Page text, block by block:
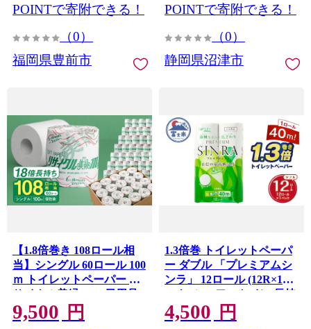
蓄 といれっとぺーぱー ト
ル トイレ といれっとぺー
品 おすすめ 人気 ランキン
POINTで寄附できる！
（0）
福岡県豊前市
POINTで寄附できる！
（0）
静岡県沼津市
【1.8倍巻き 108ロール相
当】シングル 60ロール 100
ｍ トイレットペーパー リ
サイクル美緑100S 日用品
生活用品 消耗品 備蓄 防災
必需品 再生紙 環境にやさ
9,500 円
1.3倍巻 トイレットペーパ
ー ダブル 「プレミアムシ
ンラ」 12ロール (12R×1パ
ック) シャワートイレ 長持
ち 香り付 ハーブの香り エ
ンボス加工 消臭 再生紙
4,500 円